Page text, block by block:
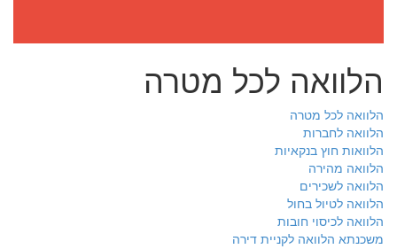
הלוואה לכל מטרה
הלוואה לכל מטרה
הלוואה לחברות
הלוואות חוץ בנקאיות
הלוואה מהירה
הלוואה לשכירים
הלוואה לטיול בחול
הלוואה לכיסוי חובות
משכנתא הלוואה לקניית דירה